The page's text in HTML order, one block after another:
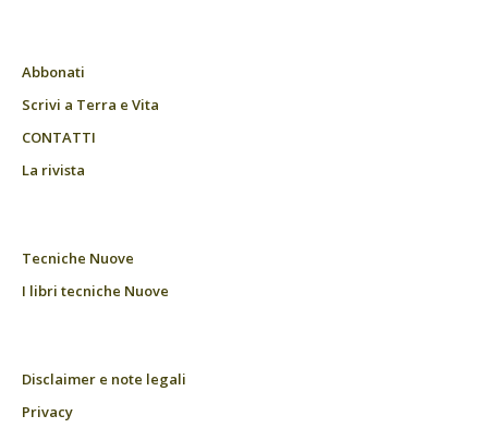
Abbonati
Scrivi a Terra e Vita
CONTATTI
La rivista
Tecniche Nuove
I libri tecniche Nuove
Disclaimer e note legali
Privacy